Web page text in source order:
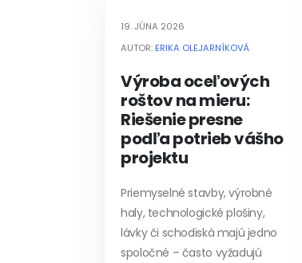
19. JÚNA 2026
AUTOR: ERIKA OLEJARNÍKOVÁ
Výroba oceľových
roštov na mieru:
Riešenie presne
podľa potrieb vášho
projektu
Priemyselné stavby, výrobné
haly, technologické plošiny,
lávky či schodiská majú jedno
spoločné – často vyžadujú